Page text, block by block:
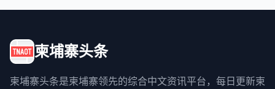
柬埔寨头条
柬埔寨头条是柬埔寨领先的综合中文资讯平台，每日更新柬